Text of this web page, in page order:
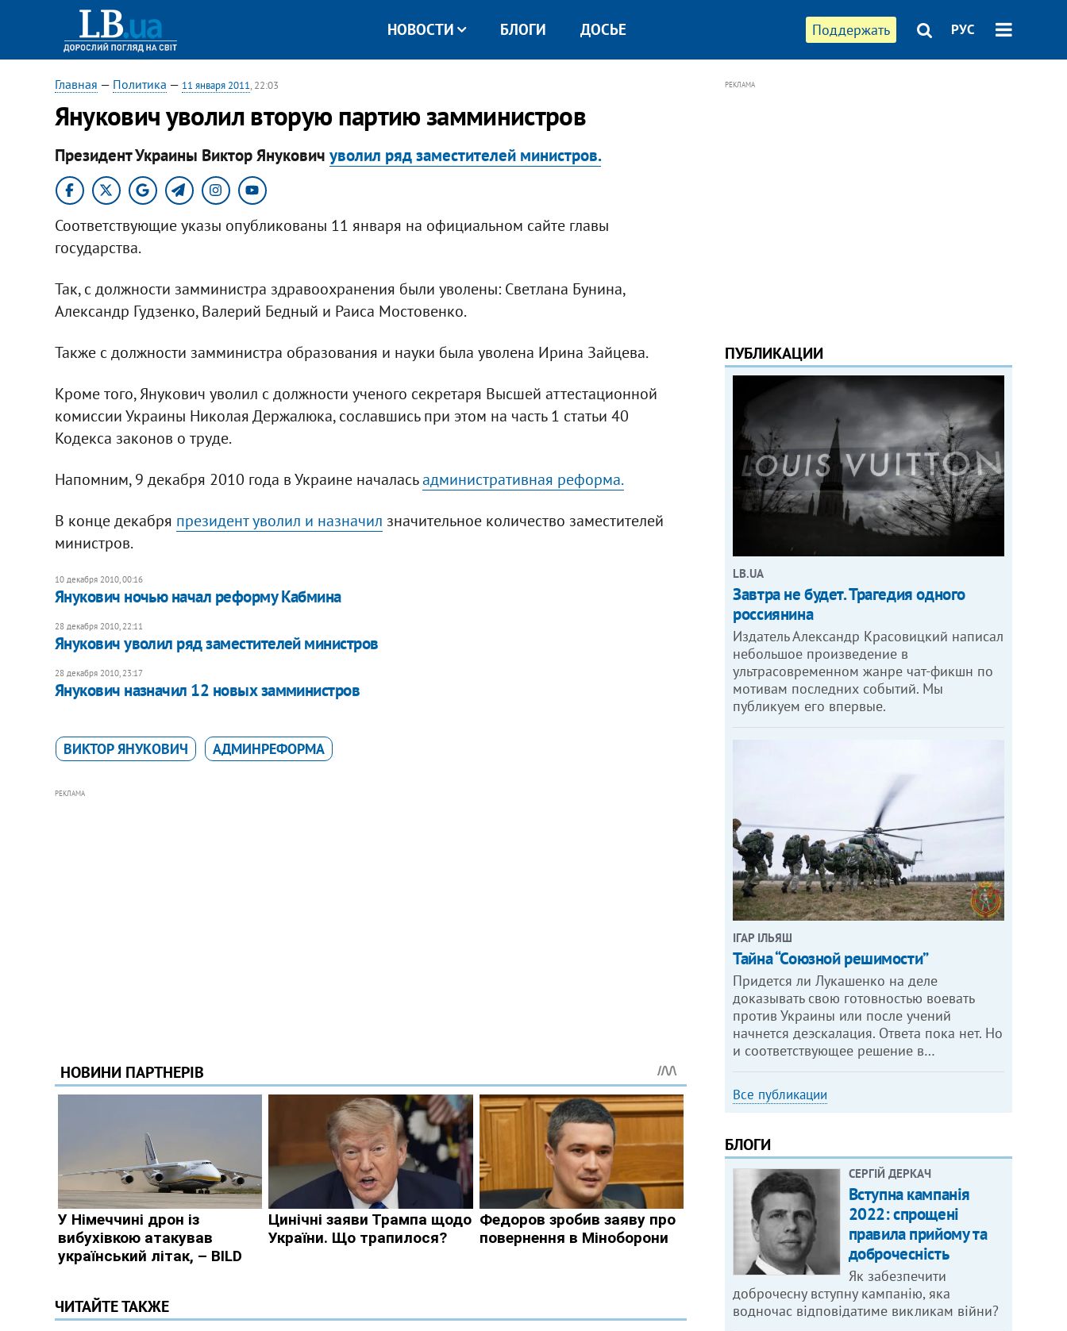
Поддержать РУС
НОВОСТИ БЛОГИ ДОСЬЕ
Главная — Политика — 11 января 2011, 22:03
Янукович уволил вторую партию замминистров
Президент Украины Виктор Янукович уволил ряд заместителей министров.​
Соответствующие указы опубликованы 11 января на официальном сайте главы
государства.
Так, с должности замминистра здравоохранения были уволены: Светлана Бунина,
Александр Гудзенко, Валерий Бедный и Раиса Мостовенко.
Также с должности замминистра образования и науки была уволена Ирина Зайцева.
Кроме того, Янукович уволил с должности ученого секретаря Высшей аттестационной
комиссии Украины Николая Держалюка, сославшись при этом на часть 1 статьи 40
Кодекса законов о труде.
Напомним, 9 декабря 2010 года в Украине началасьадминистративная реформа.
В конце декабря президент уволил и назначил значительное количество заместителей
министров.
10 декабря 2010, 00:16
Янукович ночью начал реформу Кабмина
28 декабря 2010, 22:11
Янукович уволил ряд заместителей министров
28 декабря 2010, 23:17
Янукович назначил 12 новых замминистров
ВИКТОР ЯНУКОВИЧ АДМИНРЕФОРМА
РЕКЛАМА
ЧИТАЙТЕ ТАКЖЕ
РЕКЛАМА
ПУБЛИКАЦИИ
LB.UA
Завтра не будет. Трагедия одного
россиянина
Издатель Александр Красовицкий написал
небольшое произведение в
ультрасовременном жанре чат-фикшн по
мотивам последних событий. Мы
публикуем его впервые.
ІГАР ІЛЬЯШ
Тайна “Союзной решимости”
Придется ли Лукашенко на деле
доказывать свою готовностью воевать
против Украины или после учений
начнется деэскалация. Ответа пока нет. Но
и соответствующее решение в…
Все публикации
БЛОГИ
СЕРГІЙ ДЕРКАЧ
Вступна кампанія
2022: спрощені
правила прийому та
доброчесність
Як забезпечити
доброчесну вступну кампанію, яка
водночас відповідатиме викликам війни?